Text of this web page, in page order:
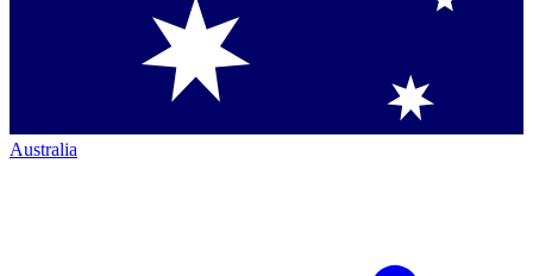
Australia